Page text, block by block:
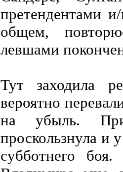
претендентами
общем,
левшами
Тут заходила
вероятно
на убыль.
проскользнула и
субботнего